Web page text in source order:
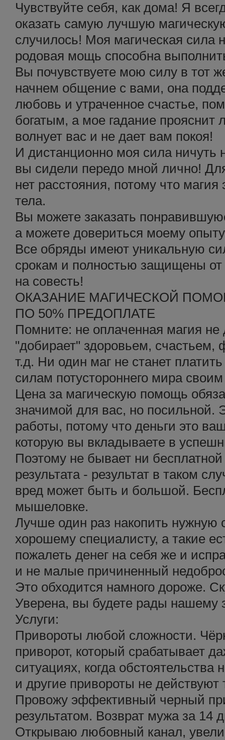
Чувствуйте себя, как дома! Я
оказать самую лучшую
случилось! Моя магическая сила
родовая мощь способна
Вы почувствуете мою силу в тот
начнем общение с вами, она
любовь и утраченное счастье,
богатым, а мое гадание прояснит
волнует вас и не дает вам покоя!
И дистанционно моя сила
вы сидели передо мной лично!
нет расстояния, потому что магия
тела.
Вы можете заказать
а можете довериться моему
Все обряды имеют уникальную
срокам и полностью защищены
на совесть!
ОКАЗАНИЕ МАГИЧЕСКОЙ
ПО 50% ПРЕДОПЛАТЕ
Помните: не оплаченная магия не
"добирает" здоровьем,
т.д. Ни один маг не станет
силам потустороннего мира
Цена за магическую помощь
значимой для вас, но посильной.
работы, потому что деньги это
которую вы вкладываете в
Поэтому не бывает ни
результата - результат в таком
вред может быть и большой.
мышеловке.
Лучше один раз накопить нужную
хорошему специалисту, а такие
пожалеть денег на себя же и
и не малые причиненный
Это обходится намного дороже.
Уверена, вы будете рады нашему
Услуги:
Привороты любой сложности.
приворот, который срабатывает
ситуациях, когда
и другие привороты не
Провожу эффективный черный
результатом. Возврат мужа за 14
Открываю любовный канал,